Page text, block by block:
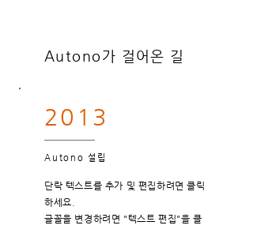
Autono가 걸어온 길
2013
Autono 설립
단락 텍스트를 추가 및 편집하려면 클릭
하세요.
글꼴을 변경하려면 "텍스트 편집"을 클